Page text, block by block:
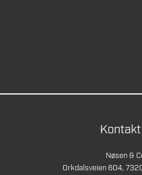
Nøsen &
Orkdalsveien 604,